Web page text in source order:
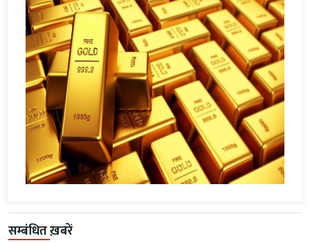
सम्बंधित ख़बरें